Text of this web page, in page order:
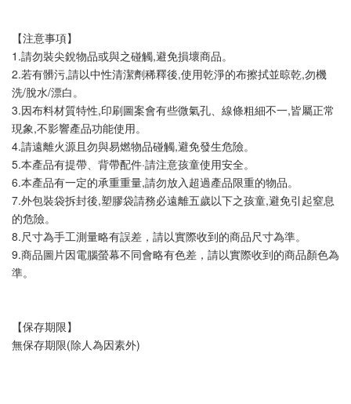
【注意事項】
1.請勿裝尖銳物品或與之碰觸,避免損壞商品。
2.若有髒污,請以中性清潔劑稀釋後,使用乾淨的布擦拭並晾乾,勿機
洗/脫水/漂白。
3.因布料材質特性,印刷圖案會有些微氣孔、線條粗細不一,皆屬正常
現象,不影響產品功能使用。
4.請遠離火源且勿與易燃物品碰觸,避免發生危險。
5.本產品有提帶、背帶配件·請注意孩童使用安全。
6.本產品有一定的承重重量,請勿放入超過產品限重的物品。
7.外包裝袋拆封後,塑膠袋請務必遠離五歲以下之孩童,避免引起窒息
的危險。
8.尺寸為手工測量略有誤差，請以實際收到的商品尺寸為準。
9.商品圖片因電腦螢幕不同會略有色差，請以實際收到的商品顏色為
準。
【保存期限】
無保存期限(除人為因素外)